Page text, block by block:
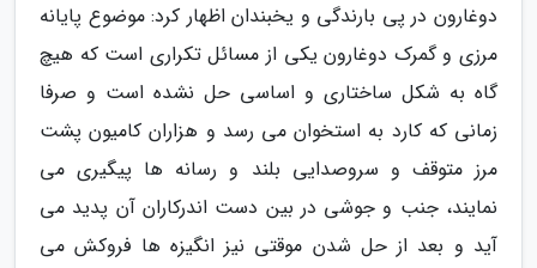
دوغارون در پی بارندگی و یخبندان اظهار کرد: موضوع پایانه
مرزی و گمرک دوغارون یکی از مسائل تکراری است که هیچ
گاه به شکل ساختاری و اساسی حل نشده است و صرفا
زمانی که کارد به استخوان می رسد و هزاران کامیون پشت
مرز متوقف و سروصدایی بلند و رسانه ها پیگیری می
نمایند، جنب و جوشی در بین دست اندرکاران آن پدید می
آید و بعد از حل شدن موقتی نیز انگیزه ها فروکش می